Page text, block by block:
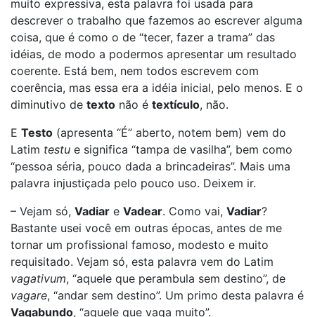
muito expressiva, esta palavra foi usada para
descrever o trabalho que fazemos ao escrever alguma
coisa, que é como o de “tecer, fazer a trama” das
idéias, de modo a podermos apresentar um resultado
coerente. Está bem, nem todos escrevem com
coerência, mas essa era a idéia inicial, pelo menos. E o
diminutivo de texto não é textículo, não.
E Testo (apresenta “É” aberto, notem bem) vem do
Latim testu e significa “tampa de vasilha”, bem como
“pessoa séria, pouco dada a brincadeiras”. Mais uma
palavra injustiçada pelo pouco uso. Deixem ir.
– Vejam só, Vadiar e Vadear. Como vai, Vadiar?
Bastante usei você em outras épocas, antes de me
tornar um profissional famoso, modesto e muito
requisitado. Vejam só, esta palavra vem do Latim
vagativum, “aquele que perambula sem destino”, de
vagare, “andar sem destino”. Um primo desta palavra é
Vagabundo, “aquele que vaga muito”.